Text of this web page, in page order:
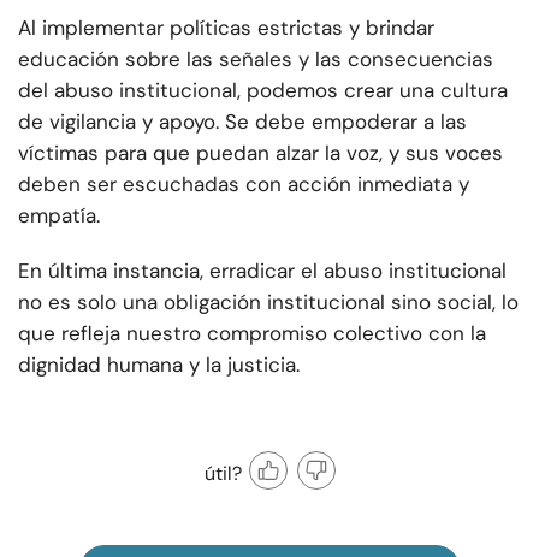
Al implementar políticas estrictas y brindar
educación sobre las señales y las consecuencias
del abuso institucional, podemos crear una cultura
de vigilancia y apoyo. Se debe empoderar a las
víctimas para que puedan alzar la voz, y sus voces
deben ser escuchadas con acción inmediata y
empatía.
En última instancia, erradicar el abuso institucional
no es solo una obligación institucional sino social, lo
que refleja nuestro compromiso colectivo con la
dignidad humana y la justicia.
útil?